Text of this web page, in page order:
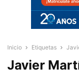
Inicio Etiquetas
Javier